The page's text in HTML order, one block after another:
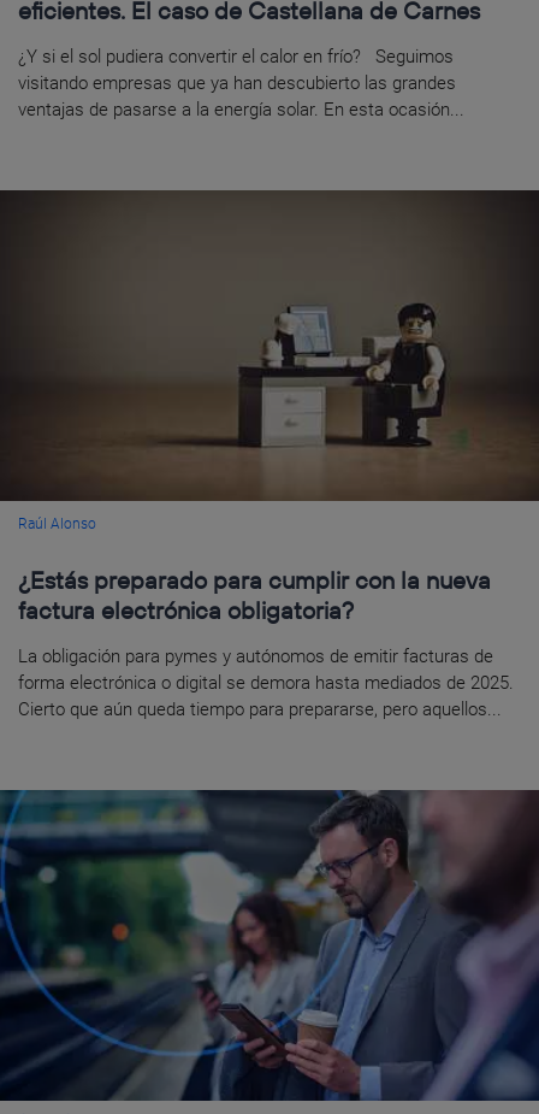
eficientes. El caso de Castellana de Carnes
¿Y si el sol pudiera convertir el calor en frío? Seguimos
visitando empresas que ya han descubierto las grandes
ventajas de pasarse a la energía solar. En esta ocasión...
Raúl Alonso
¿Estás preparado para cumplir con la nueva
factura electrónica obligatoria?
La obligación para pymes y autónomos de emitir facturas de
forma electrónica o digital se demora hasta mediados de 2025.
Cierto que aún queda tiempo para prepararse, pero aquellos...